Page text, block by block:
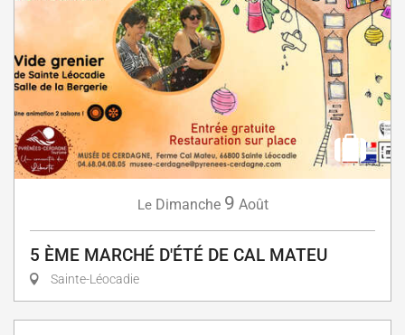
Le Dimanche 9 Août
5 ÈME MARCHÉ D'ÉTÉ DE CAL MATEU
Sainte-Léocadie